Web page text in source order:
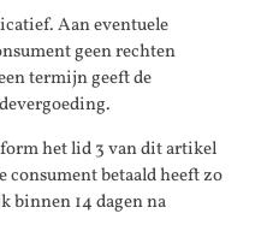
Aan eventuele
geen rechten
termijn geeft de
het lid 3 van dit artikel
consument betaald heeft zo
binnen 14 dagen na